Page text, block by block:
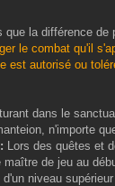
la différence
le combat qu'il
est autorisé ou
dans le
n'importe
Lors des quêtes et
de jeu au
d'un niveau